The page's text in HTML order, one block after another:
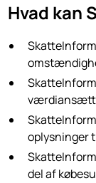
Hvad kan
oplysninger
del af